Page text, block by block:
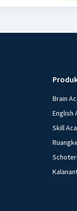
Brain
English
Skill